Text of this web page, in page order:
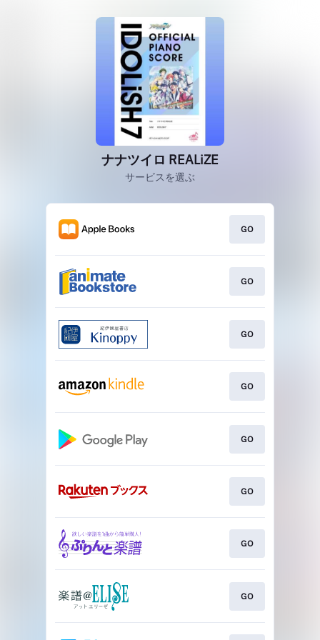
ナナツイロ REALiZE
サービスを選ぶ
GO
GO
GO
GO
GO
GO
GO
GO